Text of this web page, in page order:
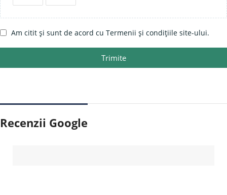
Am citit și sunt de acord cu Termenii și condițiile site-ului.
Trimite
Recenzii Google